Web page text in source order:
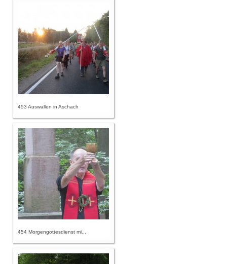
453 Auswallen in Aschach
454 Morgengottesdienst mi...